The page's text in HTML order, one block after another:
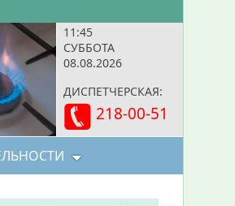
11:45
СУББОТА
08.08.2026
ДИСПЕТЧЕРСКАЯ:
218-00-51